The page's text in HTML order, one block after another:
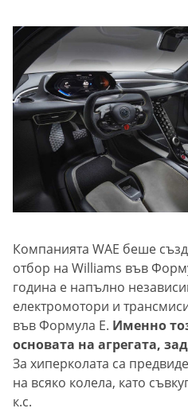
Компанията WAE беше
отбор на Williams във
година е напълно
електромотори и
във Формула Е. Именно
основата на агрегата,
За хиперколата са
на всяко колела, като
к.с.